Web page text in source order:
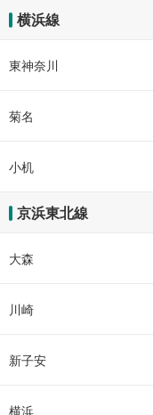
横浜線
東神奈川
菊名
小机
京浜東北線
大森
川崎
新子安
横浜